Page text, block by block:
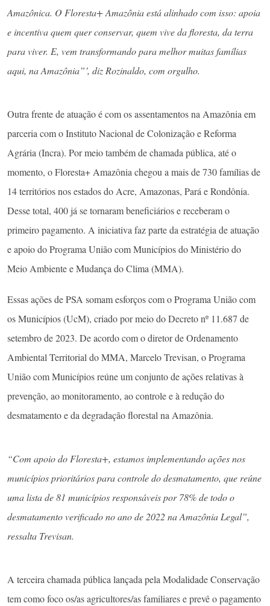
Amazônica. O Floresta+ Amazônia está alinhado com isso: apoia
e incentiva quem quer conservar, quem vive da floresta, da terra
para viver. E, vem transformando para melhor muitas famílias
aqui, na Amazônia”’, diz Rozinaldo, com orgulho.
Outra frente de atuação é com os assentamentos na Amazônia em
parceria com o Instituto Nacional de Colonização e Reforma
Agrária (Incra). Por meio também de chamada pública, até o
momento, o Floresta+ Amazônia chegou a mais de 730 famílias de
14 territórios nos estados do Acre, Amazonas, Pará e Rondônia.
Desse total, 400 já se tornaram beneficiários e receberam o
primeiro pagamento. A iniciativa faz parte da estratégia de atuação
e apoio do Programa União com Municípios do Ministério do
Meio Ambiente e Mudança do Clima (MMA).
Essas ações de PSA somam esforços com o Programa União com
os Municípios (UcM), criado por meio do Decreto nº 11.687 de
setembro de 2023. De acordo com o diretor de Ordenamento
Ambiental Territorial do MMA, Marcelo Trevisan, o Programa
União com Municípios reúne um conjunto de ações relativas à
prevenção, ao monitoramento, ao controle e à redução do
desmatamento e da degradação florestal na Amazônia.
“Com apoio do Floresta+, estamos implementando ações nos
municípios prioritários para controle do desmatamento, que reúne
uma lista de 81 municípios responsáveis por 78% de todo o
desmatamento verificado no ano de 2022 na Amazônia Legal”,
ressalta Trevisan.
A terceira chamada pública lançada pela Modalidade Conservação
tem como foco os/as agricultores/as familiares e prevê o pagamento